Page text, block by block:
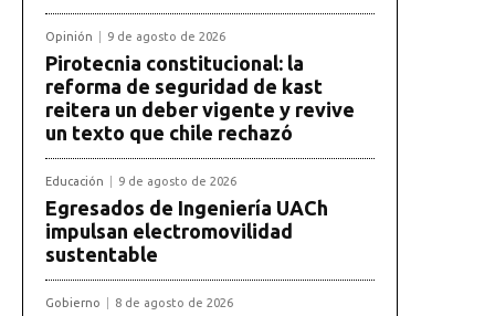
Opinión 9 de agosto de 2026
Pirotecnia constitucional: la
reforma de seguridad de kast
reitera un deber vigente y revive
un texto que chile rechazó
Educación 9 de agosto de 2026
Egresados de Ingeniería UACh
impulsan electromovilidad
sustentable
Gobierno 8 de agosto de 2026